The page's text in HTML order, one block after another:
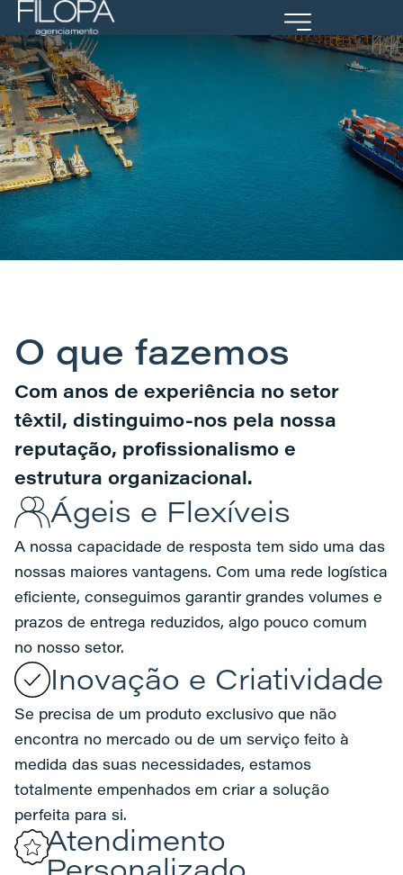
Portal Cliente
O que fazemos
Com anos de experiência no setor
têxtil, distinguimo-nos pela nossa
reputação, profissionalismo e
estrutura organizacional.
Ágeis e Flexíveis
A nossa capacidade de resposta tem sido uma das
nossas maiores vantagens. Com uma rede logística
eficiente, conseguimos garantir grandes volumes e
prazos de entrega reduzidos, algo pouco comum
no nosso setor.
Inovação e Criatividade
Se precisa de um produto exclusivo que não
encontra no mercado ou de um serviço feito à
medida das suas necessidades, estamos
totalmente empenhados em criar a solução
perfeita para si.
Atendimento